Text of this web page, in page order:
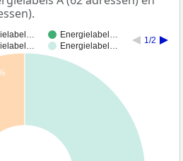
Energielabel…
Energielabel…
1/2